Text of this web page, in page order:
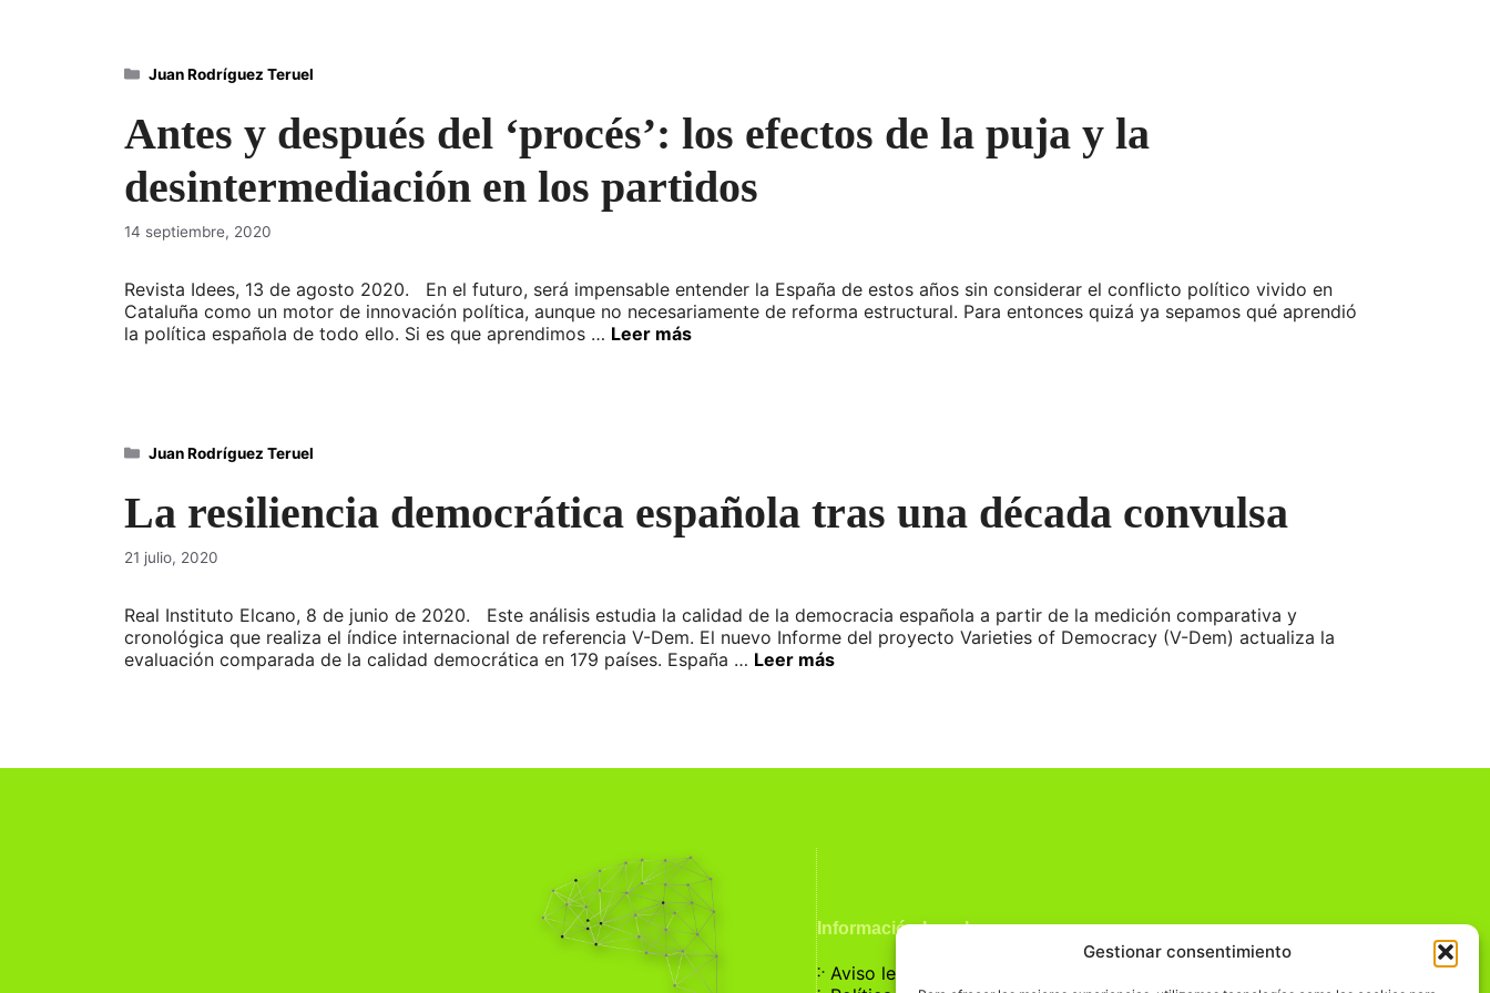
Gestionar consentimiento
Antes y después del ‘procés’: los efectos de la puja y la
desintermediación en los partidos
14 septiembre, 2020
Revista Idees, 13 de agosto 2020. En el futuro, será impensable entender la España de estos años sin considerar el conflicto político vivido en
Cataluña como un motor de innovación política, aunque no necesariamente de reforma estructural. Para entonces quizá ya sepamos qué aprendió
la política española de todo ello. Si es que aprendimos … Leer más
Categorías
Juan Rodríguez Teruel
La resiliencia democrática española tras una década convulsa
21 julio, 2020
Real Instituto Elcano, 8 de junio de 2020. Este análisis estudia la calidad de la democracia española a partir de la medición comparativa y
cronológica que realiza el índice internacional de referencia V-Dem. El nuevo Informe del proyecto Varieties of Democracy (V-Dem) actualiza la
evaluación comparada de la calidad democrática en 179 países. España … Leer más
Categorías
Juan Rodríguez Teruel
Información Legal
჻Aviso legal